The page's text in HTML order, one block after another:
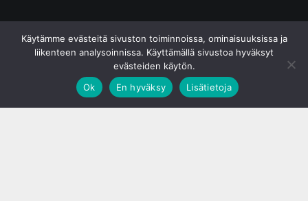
Käytämme evästeitä sivuston toiminnoissa, ominaisuuksissa ja
liikenteen analysoinnissa. Käyttämällä sivustoa hyväksyt
evästeiden käytön.
Ok
En hyväksy Lisätietoja